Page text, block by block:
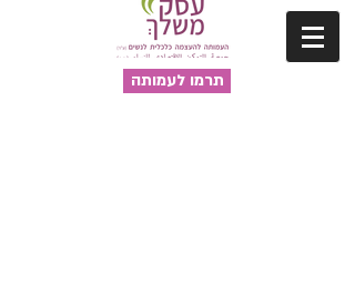
תרמו לעמותה